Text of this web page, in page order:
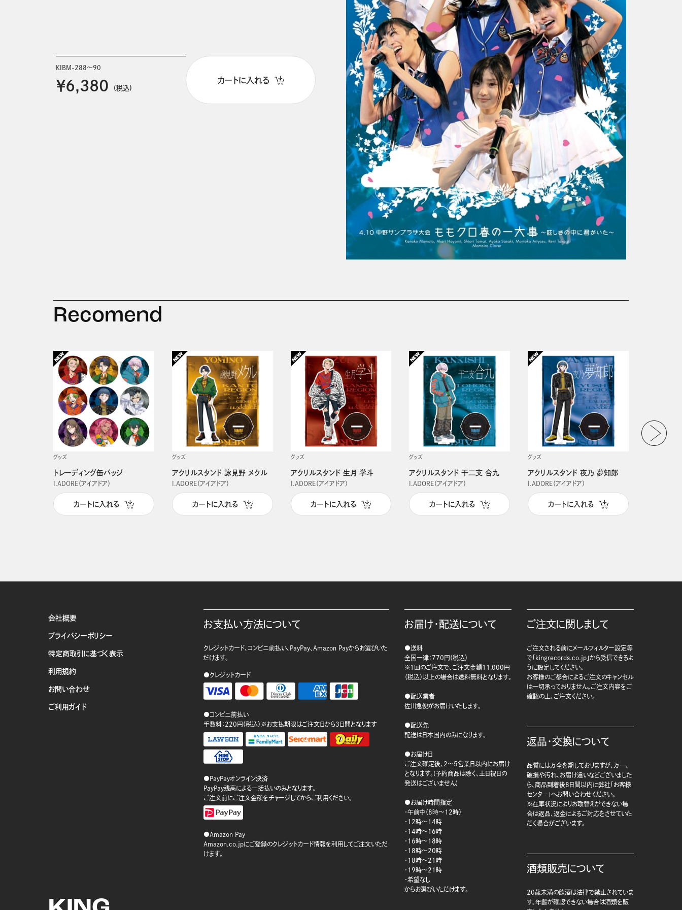
KIBM-288～90
￥6,380 (税込)
カートに入れる
Recomend
グッズ
トレーディング缶バッジ
I.ADORE（アイアドア）
カートに入れる
グッズ
アクリルスタンド 詠見野 メクル
I.ADORE（アイアドア）
カートに入れる
グッズ
アクリルスタンド 生月 学斗
I.ADORE（アイアドア）
カートに入れる
グッズ
アクリルスタンド 干二支 合九
I.ADORE（アイアドア）
カートに入れる
グッズ
アクリルスタンド 夜乃 夢知郎
I.ADORE（アイアドア）
カートに入れる
会社概要
プライバシーポリシー
特定商取引に基づく表示
利用規約
お問い合わせ
ご利用ガイド
お支払い方法について
クレジットカード、コンビニ前払い、PayPay、Amazon Payからお選びいた
だけます。
●クレジットカード
●コンビニ前払い
手数料：220円（税込）※お支払期限はご注文日から3日間となります
●PayPayオンライン決済
PayPay残高による一括払いのみとなります。
ご注文前にご注文金額をチャージしてからご利用ください。
●Amazon Pay
Amazon.co.jpにご登録のクレジットカード情報を利用してご注文いただ
けます。
お届け・配送について
●送料
全国一律：770円（税込）
※1回のご注文で、ご注文金額11,000円
（税込）以上の場合は送料無料となります。
●配送業者
佐川急便がお届けいたします。
●配送先
配送は日本国内のみになります。
●お届け日
ご注文確定後、2～5営業日以内にお届け
となります。(予約商品は除く、土日祝日の
発送はございません)
●お届け時間指定
・午前中（8時～12時）
・12時～14時
・14時～16時
・16時～18時
・18時～20時
・18時～21時
・19時～21時
・希望なし
からお選びいただけます。
ご注文に関しまして
ご注文される前にメールフィルター設定等
で「kingrecords.co.jp」から受信できるよ
うに設定してください。
お客様のご都合によるご注文のキャンセル
は一切承っておりません。ご注文内容をご
確認の上、ご注文ください。
返品・交換について
品質には万全を期しておりますが、万一、
破損や汚れ、お届け違いなどございました
ら、商品到着後8日間以内に弊社「お客様
センター」へお問い合わせください。
※在庫状況によりお取替えができない場
合は返品、返金によるご対応をさせていた
だく場合がございます。
酒類販売について
20歳未満の飲酒は法律で禁止されていま
す。年齢が確認できない場合は酒類を販